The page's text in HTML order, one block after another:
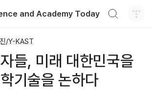
and Academy Today
/Y-KAST
들, 미래 대한민국을
기술을 논하다